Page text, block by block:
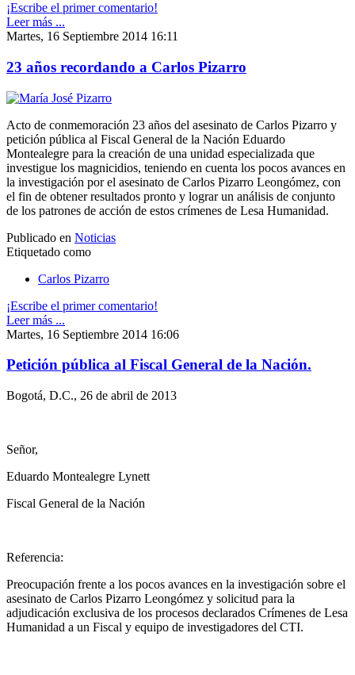
¡Escribe el primer comentario!
Leer más ...
Martes, 16 Septiembre 2014 16:11
23 años recordando a Carlos Pizarro
Acto de conmemoración 23 años del asesinato de Carlos Pizarro y
petición pública al Fiscal General de la Nación Eduardo
Montealegre para la creación de una unidad especializada que
investigue los magnicidios, teniendo en cuenta los pocos avances en
la investigación por el asesinato de Carlos Pizarro Leongómez, con
el fin de obtener resultados pronto y lograr un análisis de conjunto
de los patrones de acción de estos crímenes de Lesa Humanidad.
Publicado en Noticias
Etiquetado como
Carlos Pizarro
¡Escribe el primer comentario!
Leer más ...
Martes, 16 Septiembre 2014 16:06
Petición pública al Fiscal General de la Nación.
Bogotá, D.C., 26 de abril de 2013
Señor,
Eduardo Montealegre Lynett
Fiscal General de la Nación
Referencia:
Preocupación frente a los pocos avances en la investigación sobre el
asesinato de Carlos Pizarro Leongómez y solicitud para la
adjudicación exclusiva de los procesos declarados Crímenes de Lesa
Humanidad a un Fiscal y equipo de investigadores del CTI.